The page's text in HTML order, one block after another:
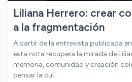
Liliana Herrero: crear
a la fragmentación
A partir de la entrevista publicada en